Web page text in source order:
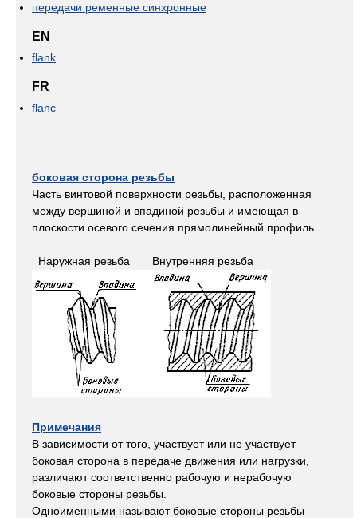
передачи ременные синхронные
EN
flank
FR
flanc
боковая сторона резьбы
Часть винтовой поверхности резьбы, расположенная
между вершиной и впадиной резьбы и имеющая в
плоскости осевого сечения прямолинейный профиль.
Наружная резьба Внутренняя резьба
Примечания
В зависимости от того, участвует или не участвует
боковая сторона в передаче движения или нагрузки,
различают соответственно рабочую и нерабочую
боковые стороны резьбы.
Одноименными называют боковые стороны резьбы